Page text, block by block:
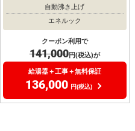
自動沸き上げ
エネルック
クーポン利用で
141,000円(税込)が
給湯器＋工事＋無料保証
136,000 円(税込)